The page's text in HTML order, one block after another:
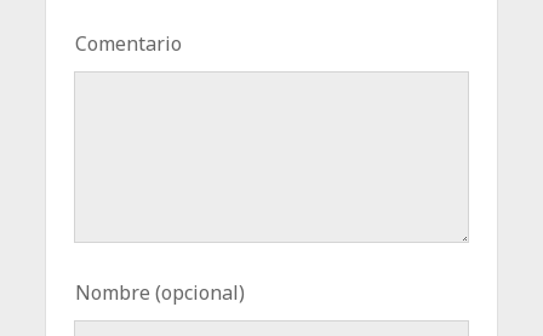
Comentario
Nombre (opcional)